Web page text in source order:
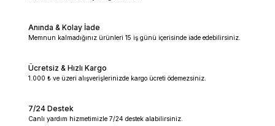
Anında & Kolay İade
Memnun kalmadığınız ürünleri 15 iş günü içerisinde iade edebilirsiniz.
Ücretsiz & Hızlı Kargo
1.000 ₺ ve üzeri alışverişlerinizde kargo ücreti ödemezsiniz.
7/24 Destek
Canlı yardım hizmetimizle 7/24 destek alabilirsiniz.